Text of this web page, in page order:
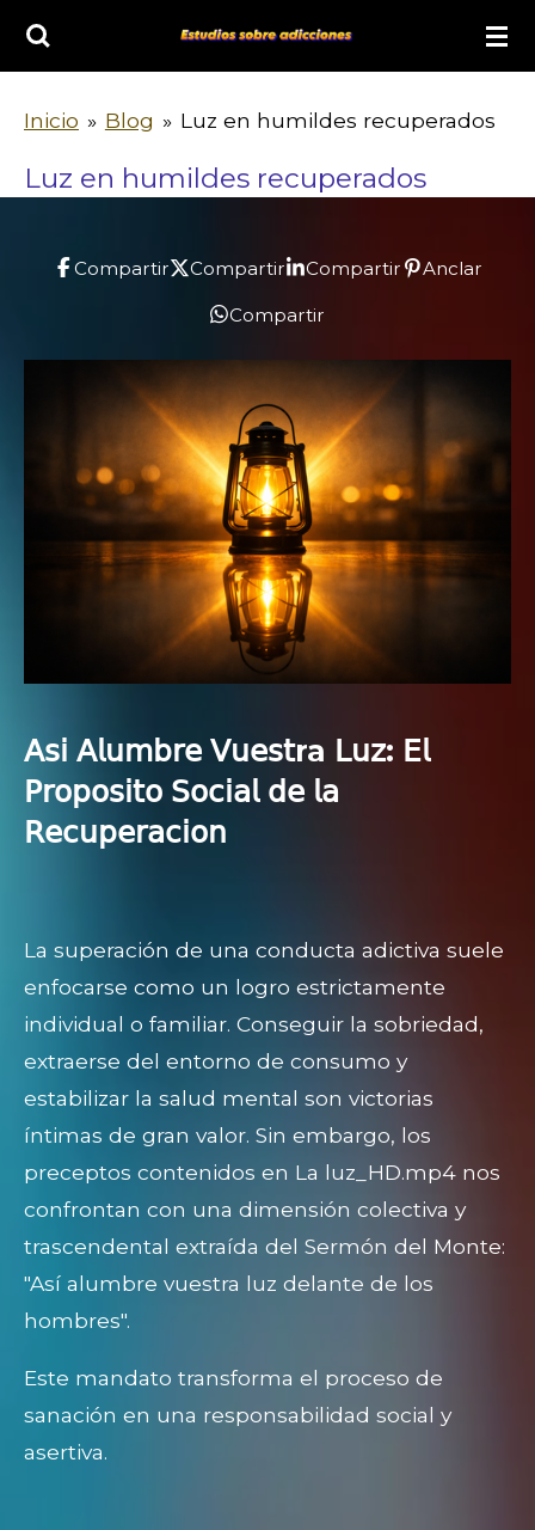
al
Inicio » Blog » Luz en humildes recuperados
Luz en humildes recuperados
Compartir Compartir Compartir Anclar
Compartir
𝖠𝗌𝗂 𝖠𝗅𝗎𝗆𝖻𝗋𝖾 𝖵𝗎𝖾𝗌𝗍ra 𝖫𝗎𝗓: 𝖤𝗅
𝖯𝗋𝗈𝗉𝗈𝗌𝗂𝗍𝗈 𝖲𝗈𝖼𝗂𝖺𝗅 𝖽𝖾 𝗅𝖺
𝖱𝖾𝖼𝗎𝗉𝖾𝗋𝖺𝖼𝗂𝗈𝗇
La superación de una conducta adictiva suele
enfocarse como un logro estrictamente
individual o familiar. Conseguir la sobriedad,
extraerse del entorno de consumo y
estabilizar la salud mental son victorias
íntimas de gran valor. Sin embargo, los
preceptos contenidos en La luz_HD.mp4 nos
confrontan con una dimensión colectiva y
trascendental extraída del Sermón del Monte:
"Así alumbre vuestra luz delante de los
hombres".
Este mandato transforma el proceso de
sanación en una responsabilidad social y
asertiva.